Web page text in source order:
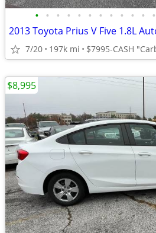
• • • • • • • • • • • •
7/20 197k mi $7995-CASH
$8,995